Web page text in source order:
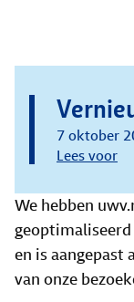
7 oktober
Lees voor
We hebben
en is aangepast
van onze